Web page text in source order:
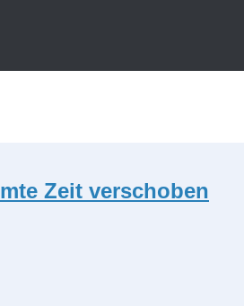
Zeit verschoben